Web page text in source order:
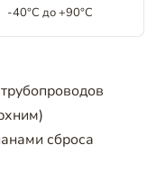
-40°C до +90°C
сброса